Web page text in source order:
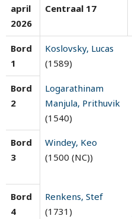
april
2026
Centraal 17
Bord
1
Koslovsky, Lucas
(1589)
Bord
2
Logarathinam
Manjula, Prithuvik
(1540)
Bord
3
Windey, Keo
(1500 (NC))
Bord
4
Renkens, Stef
(1731)